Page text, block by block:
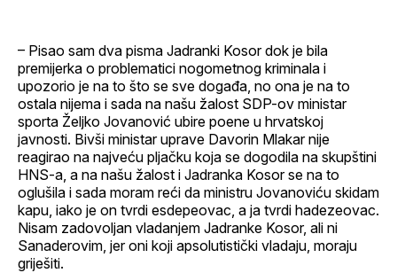
– Pisao sam dva pisma Jadranki Kosor dok je bila
premijerka o problematici nogometnog kriminala i
upozorio je na to što se sve događa, no ona je na to
ostala nijema i sada na našu žalost SDP-ov ministar
sporta Željko Jovanović ubire poene u hrvatskoj
javnosti. Bivši ministar uprave Davorin Mlakar nije
reagirao na najveću pljačku koja se dogodila na skupštini
HNS-a, a na našu žalost i Jadranka Kosor se na to
oglušila i sada moram reći da ministru Jovanoviću skidam
kapu, iako je on tvrdi esdepeovac, a ja tvrdi hadezeovac.
Nisam zadovoljan vladanjem Jadranke Kosor, ali ni
Sanaderovim, jer oni koji apsolutistički vladaju, moraju
griješiti.